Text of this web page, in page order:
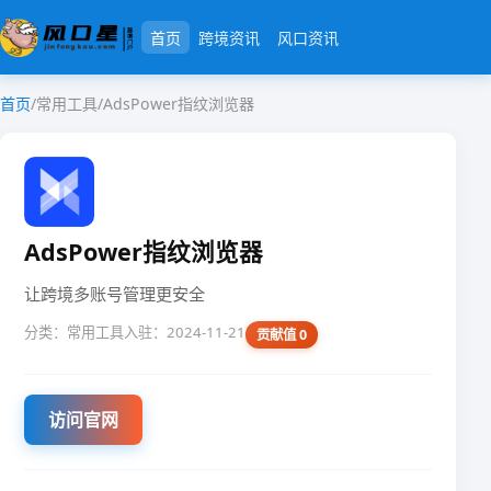
首页 跨境资讯 风口资讯
首页/常用工具/AdsPower指纹浏览器
AdsPower指纹浏览器
让跨境多账号管理更安全
分类：常用工具入驻：2024-11-21 贡献值 0
访问官网